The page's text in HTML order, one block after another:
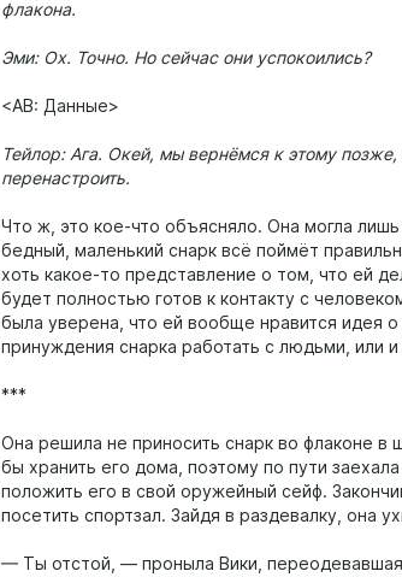
флакона.
Эми: Ох. Точно. Но сейчас они успокоились?
<АВ: Данные>
Тейлор: Ага. Окей, мы вернёмся к этому позже,
перенастроить.
Что ж, это кое-что объясняло. Она могла лишь
бедный, маленький снарк всё поймёт
хоть какое-то представление о том, что ей
будет полностью готов к контакту с
была уверена, что ей вообще нравится идея
принуждения снарка работать с людьми, или
***
Она решила не приносить снарк во флаконе в
бы хранить его дома, поэтому по пути
положить его в свой оружейный сейф.
посетить спортзал. Зайдя в раздевалку, она
— Ты отстой, — проныла Вики,